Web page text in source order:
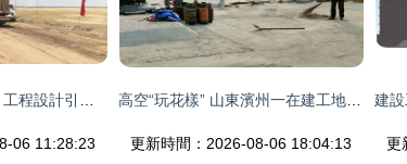
06 11:28:23 更新時間：2026-08-06 18:04:13 更